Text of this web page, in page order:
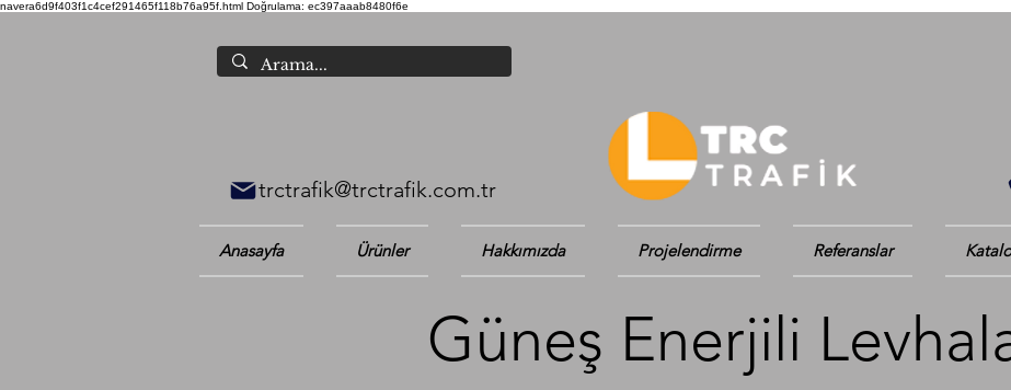
navera6d9f403f1c4cef291465f118b76a95f.html Doğrulama: ec397aaab8480f6e
trctrafik@trctrafik.com.tr
Anasayfa Ürünler Hakkımızda Projelendirme Referanslar
Güneş Enerjili